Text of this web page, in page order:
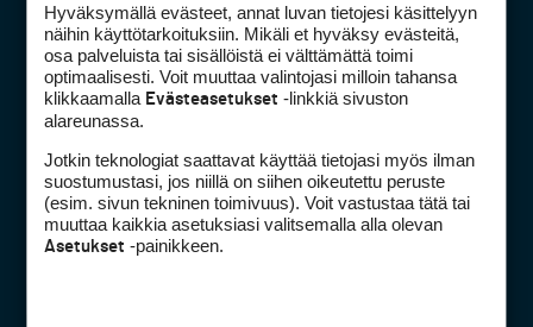
Golfpiste mediakortti
Golfpisteen yhteystiedot
DSA avoimuusraportti
Asiakaspalvelu
Hyväksymällä evästeet, annat luvan tietojesi käsittelyyn
näihin käyttötarkoituksiin. Mikäli et hyväksy evästeitä,
osa palveluista tai sisällöistä ei välttämättä toimi
optimaalisesti. Voit muuttaa valintojasi milloin tahansa
klikkaamalla Evästeasetukset -linkkiä sivuston
alareunassa.
Jotkin teknologiat saattavat käyttää tietojasi myös ilman
suostumustasi, jos niillä on siihen oikeutettu peruste
(esim. sivun tekninen toimivuus). Voit vastustaa tätä tai
muuttaa kaikkia asetuksiasi valitsemalla alla olevan
Asetukset -painikkeen.